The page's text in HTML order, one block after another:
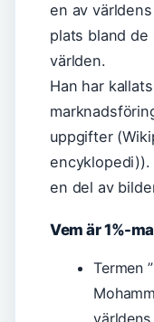
en av
plats bland
världen.
Han har
uppgifter
encyklopedi)).
en del av
Vem är 1%-
Termen